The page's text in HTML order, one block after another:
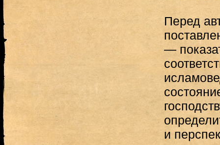
Перед
—
и